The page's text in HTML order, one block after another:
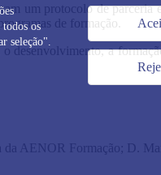
os
seleção".
um protocolo de parceria
de formação.
desenvolvimento, a
da AENOR Formação;
D.